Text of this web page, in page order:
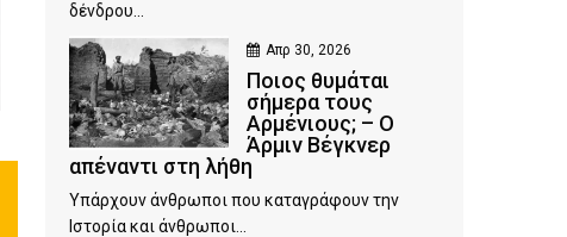
δένδρου...
Απρ 30, 2026
Ποιος θυμάται
σήμερα τους
Αρμένιους; – Ο
Άρμιν Βέγκνερ
απέναντι στη λήθη
Υπάρχουν άνθρωποι που καταγράφουν την
Ιστορία και άνθρωποι...